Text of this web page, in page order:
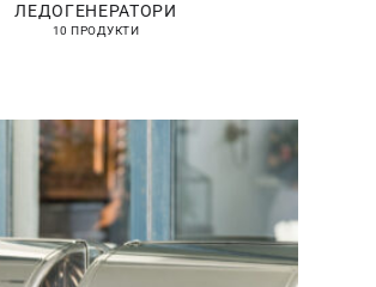
ЛЕДОГЕНЕРАТОРИ
10 ПРОДУКТИ